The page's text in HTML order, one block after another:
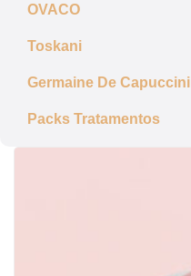
OVACO
Toskani
Germaine De Capuccini
Packs Tratamentos